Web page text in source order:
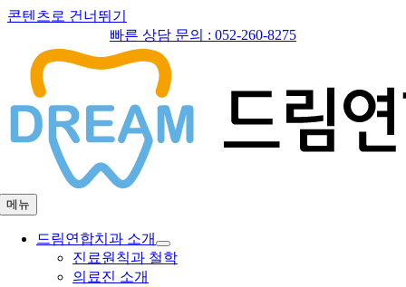
콘텐츠로 건너뛰기
빠른 상담 문의 : 052-260-8275
메뉴
드림연합치과 소개
진료원칙과 철학
의료진 소개